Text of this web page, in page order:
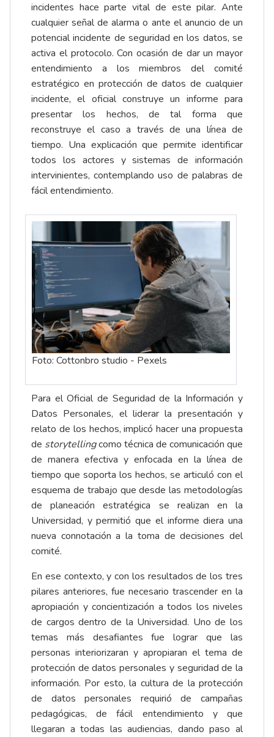
incidentes hace parte vital de este pilar. Ante
cualquier señal de alarma o ante el anuncio de un
potencial incidente de seguridad en los datos, se
activa el protocolo. Con ocasión de dar un mayor
entendimiento a los miembros del comité
estratégico en protección de datos de cualquier
incidente, el oficial construye un informe para
presentar los hechos, de tal forma que
reconstruye el caso a través de una línea de
tiempo. Una explicación que permite identificar
todos los actores y sistemas de información
intervinientes, contemplando uso de palabras de
fácil entendimiento.
Foto: Cottonbro studio - Pexels
Para el Oficial de Seguridad de la Información y
Datos Personales, el liderar la presentación y
relato de los hechos, implicó hacer una propuesta
de storytellingcomo técnica de comunicación que
de manera efectiva y enfocada en la línea de
tiempo que soporta los hechos, se articuló con el
esquema de trabajo que desde las metodologías
de planeación estratégica se realizan en la
Universidad, y permitió que el informe diera una
nueva connotación a la toma de decisiones del
comité.
En ese contexto, y con los resultados de los tres
pilares anteriores, fue necesario trascender en la
apropiación y concientización a todos los niveles
de cargos dentro de la Universidad. Uno de los
temas más desafiantes fue lograr que las
personas interiorizaran y apropiaran el tema de
protección de datos personales y seguridad de la
información. Por esto, la cultura de la protección
de datos personales requirió de campañas
pedagógicas, de fácil entendimiento y que
llegaran a todas las audiencias, dando paso al